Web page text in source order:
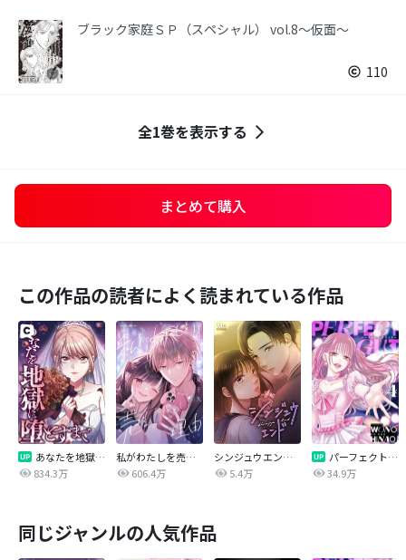
ブラック家庭ＳＰ（スペシャル） vol.8～仮面～
110
全1巻を表示する
まとめて購入
この作品の読者によく読まれている作品
あなたを地獄に堕とすまで
834.3万
私がわたしを売る理由
606.4万
シンジュウエンド【タテヨミ】
5.4万
パーフェクトグリッター
34.9万
同じジャンルの人気作品